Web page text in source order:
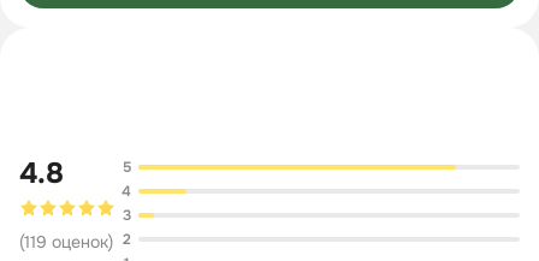
4.8
(119 оценок) 2
3
4
5